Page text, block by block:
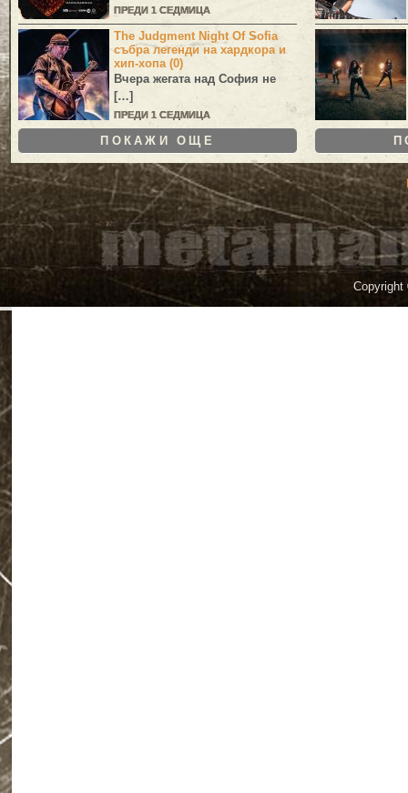
ПРЕДИ 1 СЕДМИЦА
The Judgment Night Of Sofia
събра легенди на хардкора и
хип-хопа (0)
Вчера жегата над София не
[…]
ПРЕДИ 1 СЕДМИЦА
ПОКАЖИ ОЩЕ